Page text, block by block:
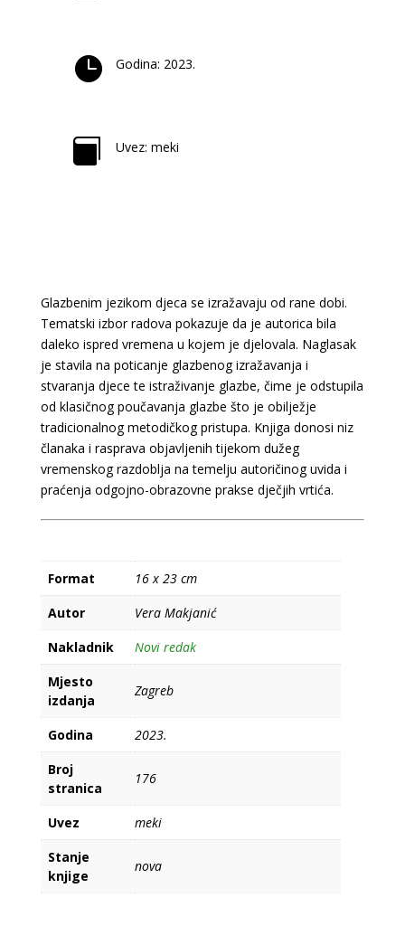
 Godina: 2023.
 Uvez: meki
Glazbenim jezikom djeca se izražavaju od rane dobi.
Tematski izbor radova pokazuje da je autorica bila
daleko ispred vremena u kojem je djelovala. Naglasak
je stavila na poticanje glazbenog izražavanja i
stvaranja djece te istraživanje glazbe, čime je odstupila
od klasičnog poučavanja glazbe što je obilježje
tradicionalnog metodičkog pristupa. Knjiga donosi niz
članaka i rasprava objavljenih tijekom dužeg
vremenskog razdoblja na temelju autoričinog uvida i
praćenja odgojno-obrazovne prakse dječjih vrtića.
Format
16 x 23 cm
Autor
Vera Makjanić
Nakladnik
Novi redak
Mjesto
izdanja
Zagreb
Godina
2023.
Broj
stranica
176
Uvez
meki
Stanje
knjige
nova